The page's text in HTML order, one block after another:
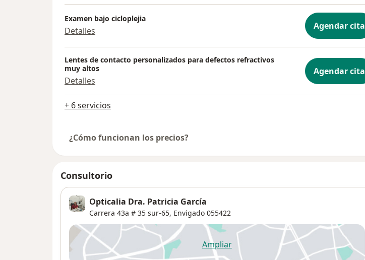
Examen bajo cicloplejia
Detalles Agendar cita
Lentes de contacto personalizados para defectos refractivos
muy altos
Detalles
Agendar cita
+ 6 servicios
¿Cómo funcionan los precios?
Consultorio
Opticalia Dra. Patricia García
Carrera 43a # 35 sur-65, Envigado 055422
Ampliarse abre en una nueva pestaña